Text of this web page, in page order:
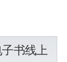
书线上